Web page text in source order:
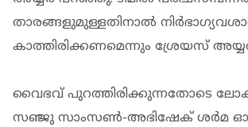
താരങ്ങളുമുള്ളതിനാല്‍
കാത്തിരിക്കണമെന്നും ശ്രേയസ്
വൈഭവ് പുറത്തിരിക്കുന്നതോടെ
സഞ്ജു സാംസണ്‍-അഭിഷേക് ശര്‍മ